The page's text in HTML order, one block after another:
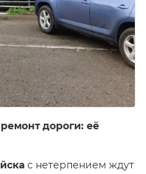
дороги: её
с нетерпением ждут